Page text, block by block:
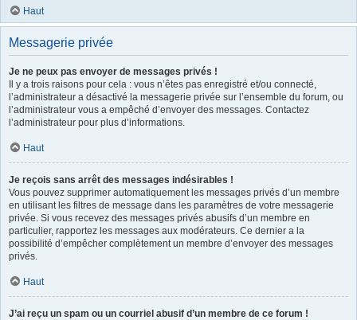
Haut
Messagerie privée
Je ne peux pas envoyer de messages privés !
Il y a trois raisons pour cela : vous n’êtes pas enregistré et/ou connecté,
l’administrateur a désactivé la messagerie privée sur l’ensemble du forum, ou
l’administrateur vous a empêché d’envoyer des messages. Contactez
l’administrateur pour plus d’informations.
Haut
Je reçois sans arrêt des messages indésirables !
Vous pouvez supprimer automatiquement les messages privés d’un membre
en utilisant les filtres de message dans les paramètres de votre messagerie
privée. Si vous recevez des messages privés abusifs d’un membre en
particulier, rapportez les messages aux modérateurs. Ce dernier a la
possibilité d’empêcher complètement un membre d’envoyer des messages
privés.
Haut
J’ai reçu un spam ou un courriel abusif d’un membre de ce forum !